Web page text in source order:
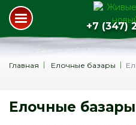
+7 (347)
Главная Елочные базары
Елочные